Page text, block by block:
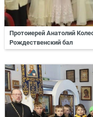
Протоиерей Анатолий
Рождественский бал